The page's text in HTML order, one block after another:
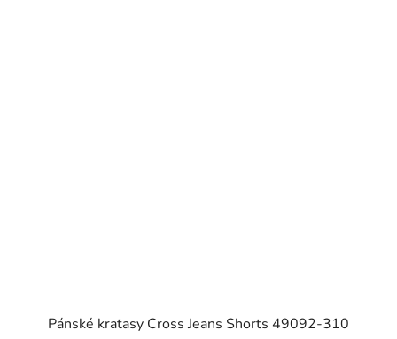
Pánské kraťasy Cross Jeans Shorts 49092-310